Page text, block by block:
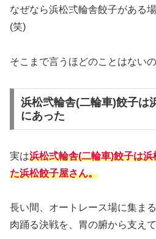
なぜなら浜松弍輪舎餃子がある
(笑)
そこまで言うほどのことはない
浜松弐輪舎(二輪車)餃子は
にあった
実は浜松弍輪舎(二輪車)餃子は
た浜松餃子屋さん。
長い間、オートレース場に集ま
肉踊る決戦を、胃の腑から支え